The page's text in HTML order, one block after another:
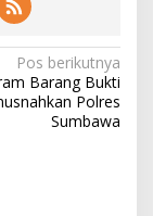
Pos berikutnya
Barang Bukti
Polres
Sumbawa